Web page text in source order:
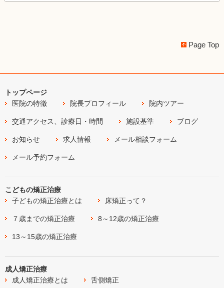
Page Top
トップページ
医院の特徴
院長プロフィール 院内ツアー
交通アクセス、診療日・時間 施設基準 ブログ
お知らせ 求人情報 メール相談フォーム
メール予約フォーム
こどもの矯正治療
子どもの矯正治療とは
床矯正って？
７歳までの矯正治療 8～12歳の矯正治療
13～15歳の矯正治療
成人矯正治療
成人矯正治療とは
舌側矯正